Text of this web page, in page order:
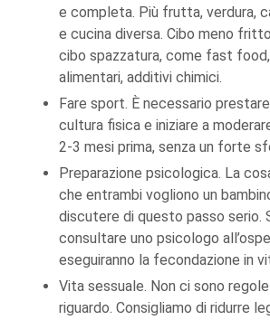
e completa. Più frutta, verdura,
e cucina diversa. Cibo meno
cibo spazzatura, come fast
alimentari, additivi chimici.
Fare sport. È necessario
cultura fisica e iniziare a
2-3 mesi prima, senza un forte
Preparazione psicologica. La
che entrambi vogliono un
discutere di questo passo serio.
consultare uno psicologo
eseguiranno la fecondazione in
Vita sessuale. Non ci sono
riguardo. Consigliamo di ridurre